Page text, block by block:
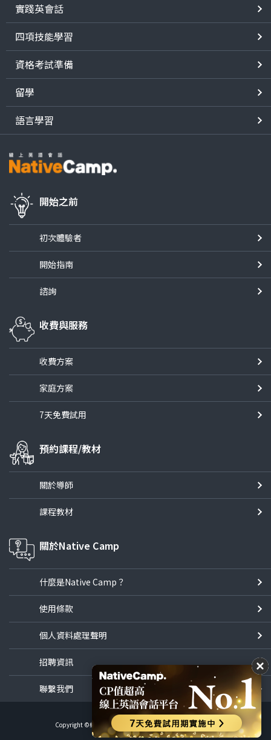
實踐英會話
四項技能學習
資格考試準備
留學
語言學習
開始之前
初次體驗者
開始指南
諮詢
收費與服務
收費方案
家庭方案
7天免費試用
預約課程/教材
關於導師
課程教材
關於Native Camp
什麼是Native Camp？
使用條款
個人資料處理聲明
招聘資訊
聯繫我們
Copyright ©線上英語會話NativeCamp All Rights Reserved.